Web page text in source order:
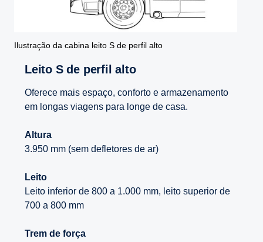
Ilustração da cabina leito S de perfil alto
Leito S de perfil alto
Oferece mais espaço, conforto e armazenamento
em longas viagens para longe de casa.
Altura
3.950 mm (sem defletores de ar)
Leito
Leito inferior de 800 a 1.000 mm, leito superior de
700 a 800 mm
Trem de força